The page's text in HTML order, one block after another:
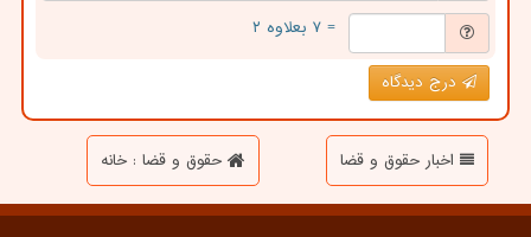
= ۷ بعلاوه ۲
درج دیدگاه
اخبار حقوق و قضا حقوق و قضا : خانه